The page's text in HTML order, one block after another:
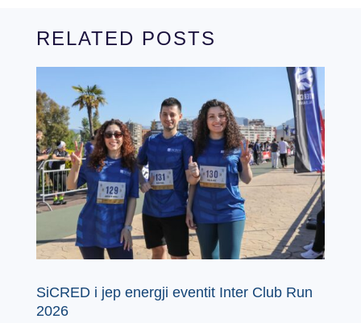
RELATED POSTS
SiCRED i jep energji eventit Inter Club Run
2026